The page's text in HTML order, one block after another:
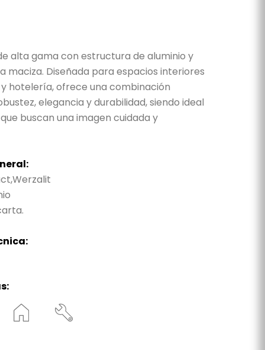
alta gama con estructura de aluminio y
maciza. Diseñada para espacios interiores
hotelería, ofrece una combinación
elegancia y durabilidad, siendo ideal
buscan una imagen cuidada y